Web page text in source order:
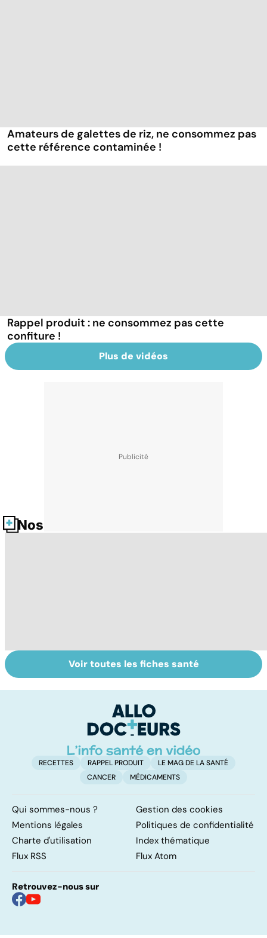
Amateurs de galettes de riz, ne consommez pas
cette référence contaminée !
Rappel produit : ne consommez pas cette
confiture !
Plus de vidéos
Nos fiches santé
Tout savoir sur
les infections
Inflammation des
amygdales : que
d'angine ?
Voir toutes les fiches santé
RECETTES RAPPEL PRODUIT
LE MAG DE LA SANTÉ
CANCER
MÉDICAMENTS
Qui sommes-nous ?
Gestion des cookies
Mentions légales
Politiques de confidentialité
Charte d'utilisation
Index thématique
Flux RSS
Flux Atom
Retrouvez-nous sur